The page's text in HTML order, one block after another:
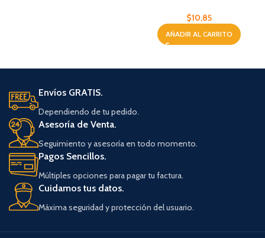
$10,85
AÑADIR AL CARRITO
Envíos GRATIS.
Dependiendo de tu pedido.
Asesoría de Venta.
Seguimiento y asesoría en todo momento.
Pagos Sencillos.
Múltiples opciones para pagar tu factura.
Cuidamos tus datos.
Máxima seguridad y protección del usuario.